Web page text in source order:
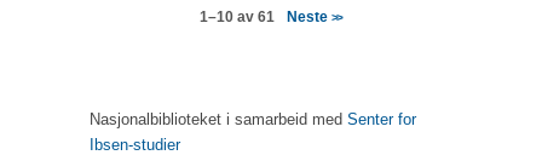
1–10 av 61 Neste>>
Nasjonalbiblioteket i samarbeid med Senter for
Ibsen-studier